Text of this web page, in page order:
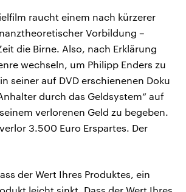
raucht einem nach kürzerer
Vorbildung –
die Birne. Also, nach Erklärung
wechseln, um Philipp Enders zu
seiner auf DVD erschienenen Doku
durch das Geldsystem“ auf
verlorenen Geld zu begeben.
3.500 Euro Erspartes. Der
der Wert Ihres Produktes, ein